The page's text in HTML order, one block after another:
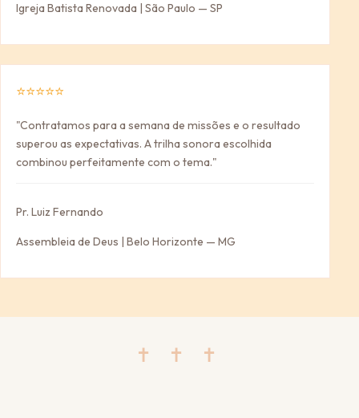
Igreja Batista Renovada | São Paulo — SP
⭐⭐⭐⭐⭐
"Contratamos para a semana de missões e o resultado
superou as expectativas. A trilha sonora escolhida
combinou perfeitamente com o tema."
Pr. Luiz Fernando
Assembleia de Deus | Belo Horizonte — MG
✝ ✝ ✝